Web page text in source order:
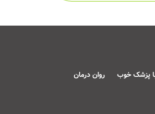
با پزشک خوب روان درمان